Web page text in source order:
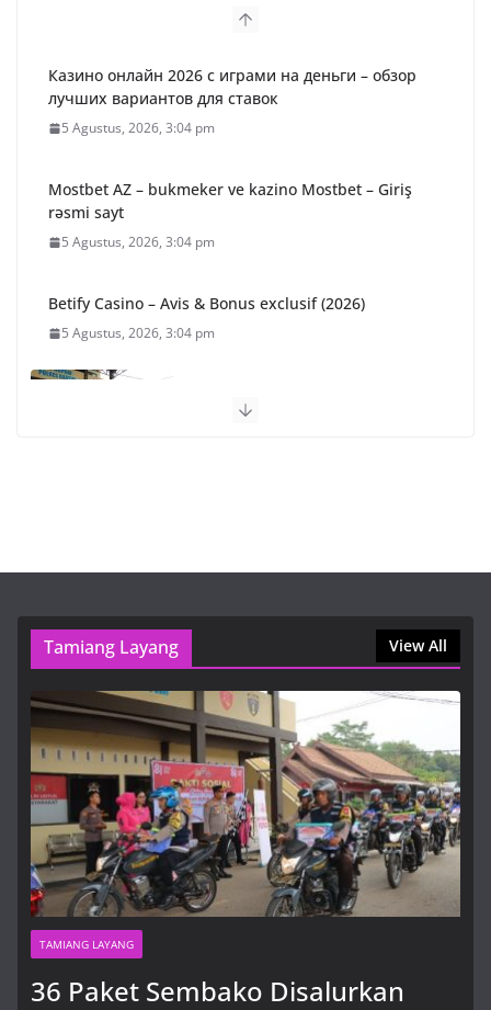
Казино онлайн 2026 с играми на деньги – обзор
лучших вариантов для ставок
5 Agustus, 2026, 3:04 pm
Mostbet AZ – bukmeker ve kazino Mostbet – Giriş
rəsmi sayt
5 Agustus, 2026, 3:04 pm
Betify Casino – Avis & Bonus exclusif (2026)
5 Agustus, 2026, 3:04 pm
untuk Warga Desa Binaan,
condițiile reale
Pinco Online Kazino – Ən Populyar Slot Oyunları
5 Agustus, 2026, 3:04 pm
Tamiang Layang View All
TAMIANG LAYANG
36 Paket Sembako Disalurkan